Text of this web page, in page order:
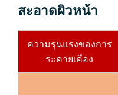
สะอาดผิวหน้า
ความรุนแรงของการ
ระคายเคือง